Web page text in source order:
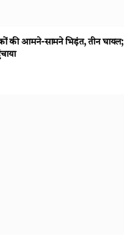
की आमने-सामने भिड़ंत, तीन घायल;